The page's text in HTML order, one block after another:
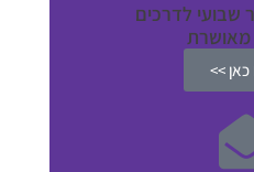
שבועי לדרכים
מאושרת
>>